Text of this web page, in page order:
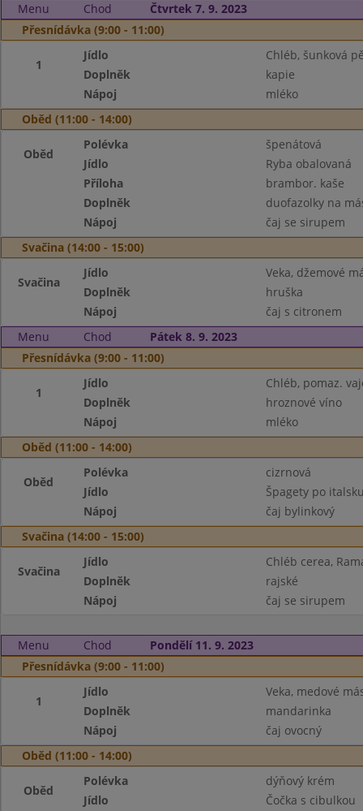
Menu
Chod
Čtvrtek 7. 9. 2023
Přesnídávka (9:00 - 11:00)
1
Jídlo
Chléb, šunková
Doplněk
kapie
Nápoj
mléko
Oběd (11:00 - 14:00)
Oběd
Polévka
špenátová
Jídlo
Ryba obalovaná
Příloha
brambor. kaše
Doplněk
duofazolky na
Nápoj
čaj se sirupem
Svačina (14:00 - 15:00)
Svačina
Jídlo
Veka, džemové
Doplněk
hruška
Nápoj
čaj s citronem
Menu
Chod
Pátek 8. 9. 2023
Přesnídávka (9:00 - 11:00)
1
Jídlo
Chléb, pomaz.
Doplněk
hroznové víno
Nápoj
mléko
Oběd (11:00 - 14:00)
Oběd
Polévka
cizrnová
Jídlo
Špagety po
Nápoj
čaj bylinkový
Svačina (14:00 - 15:00)
Svačina
Jídlo
Chléb cerea,
Doplněk
rajské
Nápoj
čaj se sirupem
Menu Chod
Pondělí 11. 9. 2023
Přesnídávka (9:00 - 11:00)
1
Jídlo
Veka, medové
Doplněk
mandarinka
Nápoj
čaj ovocný
Oběd (11:00 - 14:00)
Oběd
Polévka
dýňový krém
Jídlo
Čočka s cibulkou